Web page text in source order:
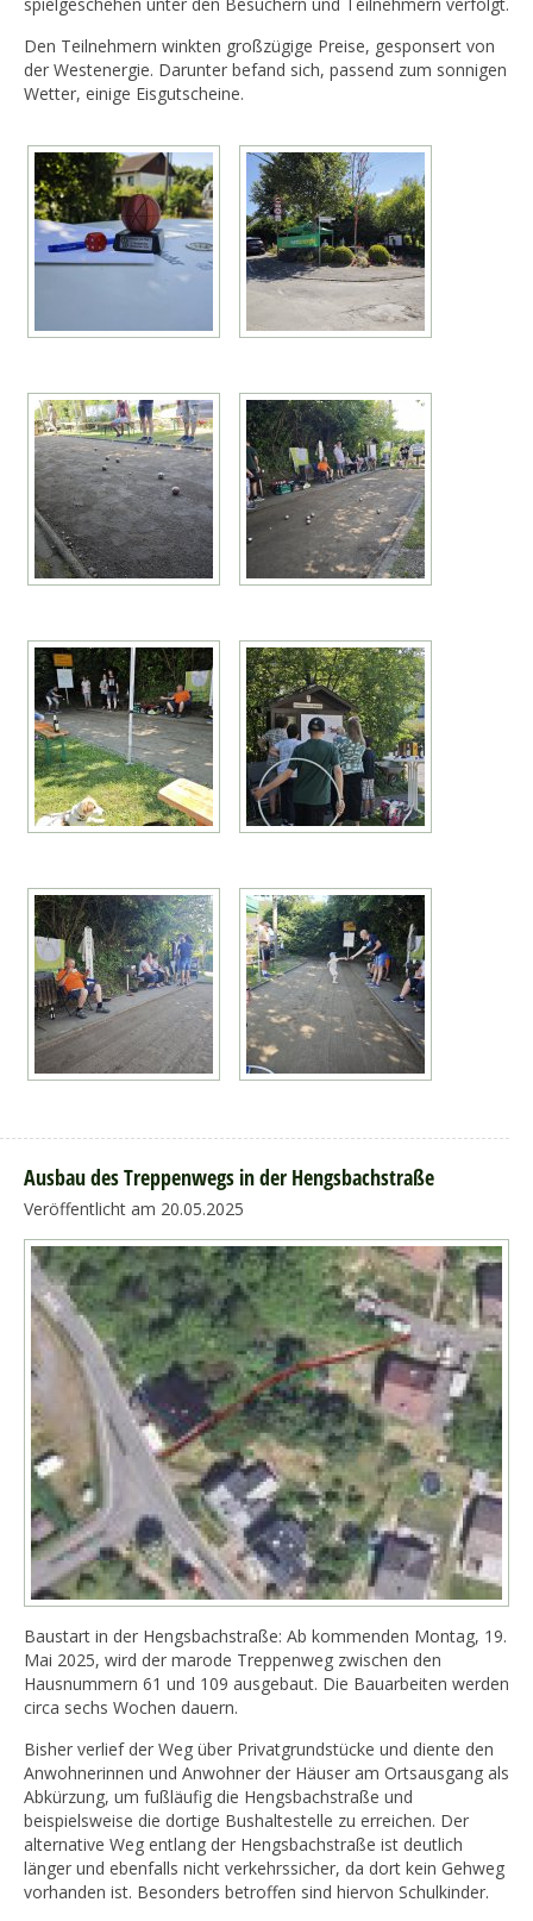
spielgeschehen unter den Besuchern und Teilnehmern verfolgt.
Den Teilnehmern winkten großzügige Preise, gesponsert von
der Westenergie. Darunter befand sich, passend zum sonnigen
Wetter, einige Eisgutscheine.
Ausbau des Treppenwegs in der Hengsbachstraße
Veröffentlicht am 20.05.2025
Baustart in der Hengsbachstraße: Ab kommenden Montag, 19.
Mai 2025, wird der marode Treppenweg zwischen den
Hausnummern 61 und 109 ausgebaut. Die Bauarbeiten werden
circa sechs Wochen dauern.
Bisher verlief der Weg über Privatgrundstücke und diente den
Anwohnerinnen und Anwohner der Häuser am Ortsausgang als
Abkürzung, um fußläufig die Hengsbachstraße und
beispielsweise die dortige Bushaltestelle zu erreichen. Der
alternative Weg entlang der Hengsbachstraße ist deutlich
länger und ebenfalls nicht verkehrssicher, da dort kein Gehweg
vorhanden ist. Besonders betroffen sind hiervon Schulkinder.